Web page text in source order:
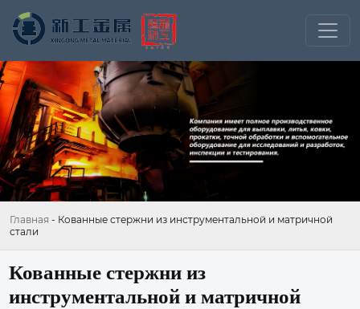
Главная - Кованные стержни из инструментальной и матричной
стали
Кованные стержни из
инструментальной и матричной